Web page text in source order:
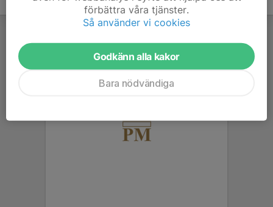
förbättra våra tjänster.
Så använder vi cookies
Godkänn alla kakor
Bara nödvändiga